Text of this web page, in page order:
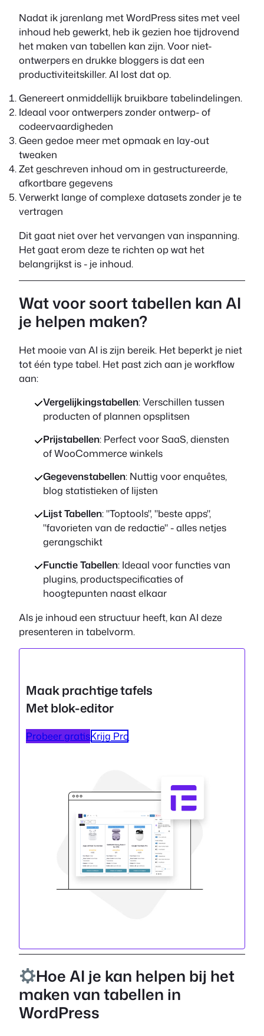
Nadat ik jarenlang met WordPress sites met veel
inhoud heb gewerkt, heb ik gezien hoe tijdrovend
het maken van tabellen kan zijn. Voor niet-
ontwerpers en drukke bloggers is dat een
productiviteitskiller. AI lost dat op.
Genereert onmiddellijk bruikbare tabelindelingen.
Ideaal voor ontwerpers zonder ontwerp- of
codeervaardigheden
Geen gedoe meer met opmaak en lay-out
tweaken
Zet geschreven inhoud om in gestructureerde,
afkortbare gegevens
Verwerkt lange of complexe datasets zonder je te
vertragen
Dit gaat niet over het vervangen van inspanning.
Het gaat erom deze te richten op wat het
belangrijkst is - je inhoud.
Wat voor soort tabellen kan AI
je helpen maken?
Het mooie van AI is zijn bereik. Het beperkt je niet
tot één type tabel. Het past zich aan je workflow
aan:
Vergelijkingstabellen: Verschillen tussen
producten of plannen opsplitsen
Prijstabellen: Perfect voor SaaS, diensten
of WooCommerce winkels
Gegevenstabellen: Nuttig voor enquêtes,
blog statistieken of lijsten
Lijst Tabellen: "Toptools", "beste apps",
"favorieten van de redactie" - alles netjes
gerangschikt
Functie Tabellen: Ideaal voor functies van
plugins, productspecificaties of
hoogtepunten naast elkaar
Als je inhoud een structuur heeft, kan AI deze
presenteren in tabelvorm.
Maak prachtige tafels
Met blok-editor
Probeer gratisKrijg Pro
Hoe AI je kan helpen bij het
maken van tabellen in
WordPress